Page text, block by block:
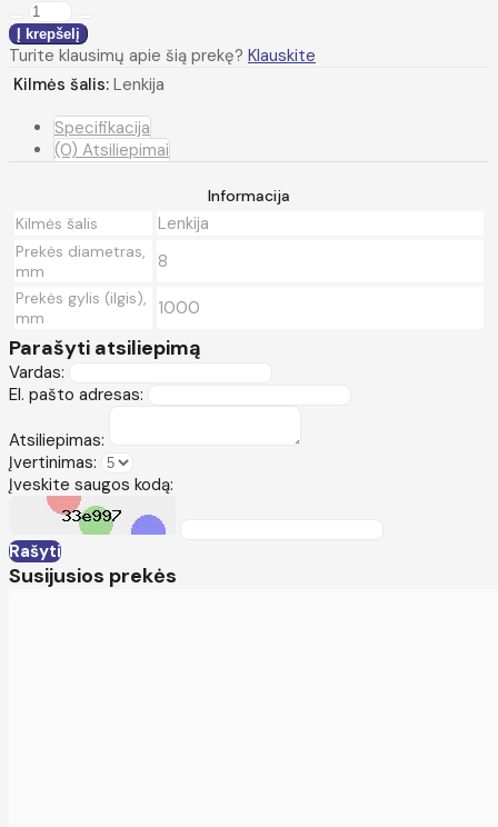
Turite klausimų apie šią prekę? Klauskite
Kilmės šalis: Lenkija
Specifikacija
(0) Atsiliepimai
Informacija
Kilmės šalis
Lenkija
Prekės diametras,
mm
8
Prekės gylis (ilgis),
mm
1000
Parašyti atsiliepimą
Vardas:
El. pašto adresas:
Atsiliepimas:
Įvertinimas:
Įveskite saugos kodą:
Rašyti
Susijusios prekės